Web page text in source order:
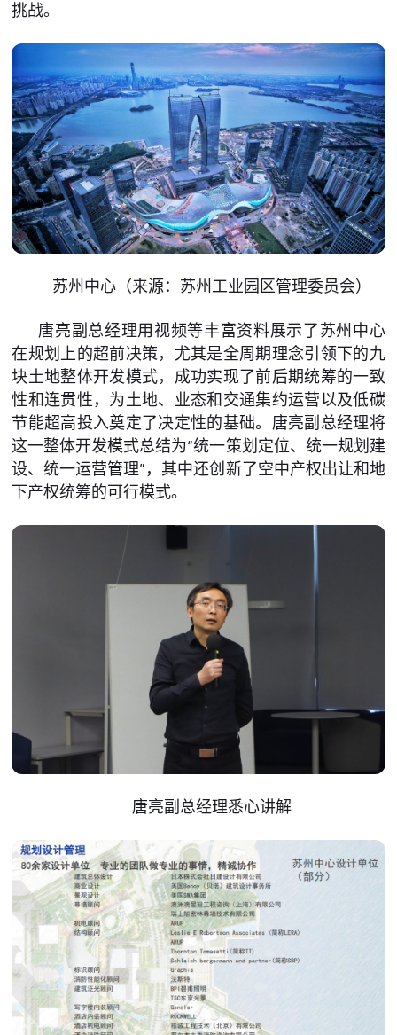
挑战。
苏州中心（来源：苏州工业园区管理委员会）
唐亮副总经理用视频等丰富资料展示了苏州中心
在规划上的超前决策，尤其是全周期理念引领下的九
块土地整体开发模式，成功实现了前后期统筹的一致
性和连贯性，为土地、业态和交通集约运营以及低碳
节能超高投入奠定了决定性的基础。唐亮副总经理将
这一整体开发模式总结为“统一策划定位、统一规划建
设、统一运营管理”，其中还创新了空中产权出让和地
下产权统筹的可行模式。
唐亮副总经理悉心讲解